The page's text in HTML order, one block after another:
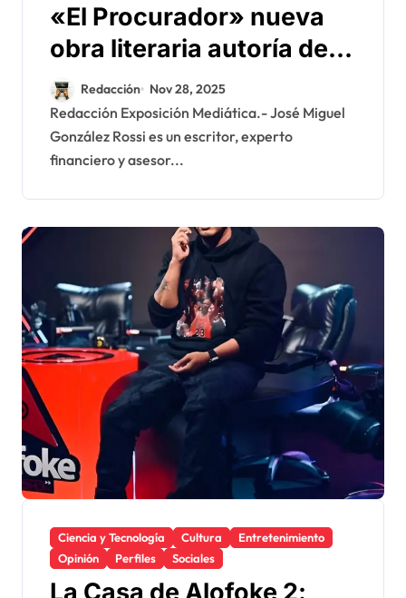
«El Procurador» nueva
obra literaria autoría de
José Miguel González
Rossi
Redacción Nov 28, 2025
Redacción Exposición Mediática.- José Miguel
González Rossi es un escritor, experto
financiero y asesor...
Ciencia y Tecnología Cultura
Entretenimiento
Opinión
Perfiles Sociales
La Casa de Alofoke 2: